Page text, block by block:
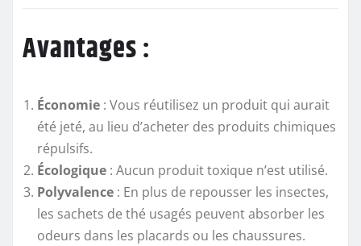
Avantages :
Économie : Vous réutilisez un produit qui aurait
été jeté, au lieu d’acheter des produits chimiques
répulsifs.
Écologique : Aucun produit toxique n’est utilisé.
Polyvalence : En plus de repousser les insectes,
les sachets de thé usagés peuvent absorber les
odeurs dans les placards ou les chaussures.